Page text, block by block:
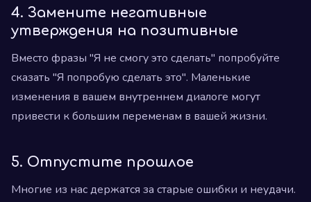
4. Замените негативные
утверждения на позитивные
Вместо фразы "Я не смогу это сделать" попробуйте
сказать "Я попробую сделать это". Маленькие
изменения в вашем внутреннем диалоге могут
привести к большим переменам в вашей жизни.
5. Отпустите прошлое
Многие из нас держатся за старые ошибки и неудачи.